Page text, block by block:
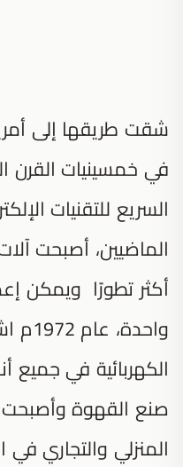
شقت طريقها إلى
في خمسينيات القرن
السريع للتقنيات
الماضيين، أصبحت
أكثر تطورًا ويمكن
الكهربائية في جميع
صنع القهوة وأصبحت
المنزلي والتجاري في